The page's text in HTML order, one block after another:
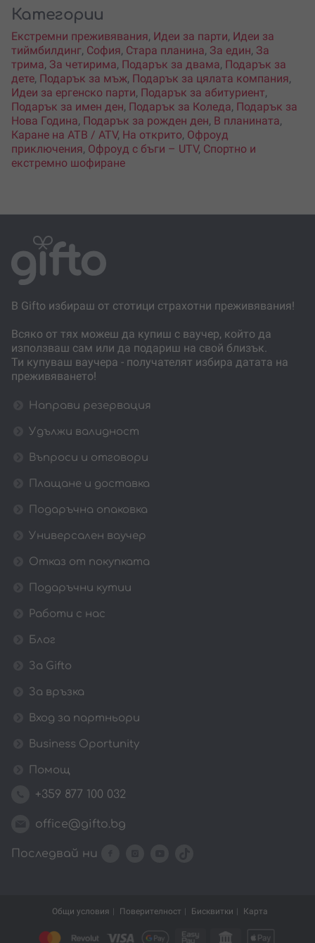
Категории
Екстремни преживявания, Идеи за парти, Идеи за
тиймбилдинг, София, Стара планина, За един, За
трима, За четирима, Подарък за двама, Подарък за
дете, Подарък за мъж, Подарък за цялата компания,
Идеи за ергенско парти, Подарък за абитуриент,
Подарък за имен ден, Подарък за Коледа, Подарък за
Нова Година, Подарък за рожден ден, В планината,
Каране на АТВ / ATV, На открито, Офроуд
приключения, Офроуд с бъги – UTV, Спортно и
екстремно шофиране
В Gifto избираш от стотици страхотни преживявания!
Всяко от тях можеш да купиш с ваучер, който да
използваш сам или да подариш на свой близък.
Ти купуваш ваучера - получателят избира датата на
преживяването!
Направи резервация
Удължи валидност
Въпроси и отговори
Плащане и доставка
Подаръчна опаковка
Универсален ваучер
Отказ от покупката
Подаръчни кутии
Работи с нас
Блог
За Gifto
За връзка
Вход за партньори
Business Oportunity
Помощ
+359 877 100 032
office@gifto.bg
Последвай ни
Общи условия Поверителност Бисквитки Карта